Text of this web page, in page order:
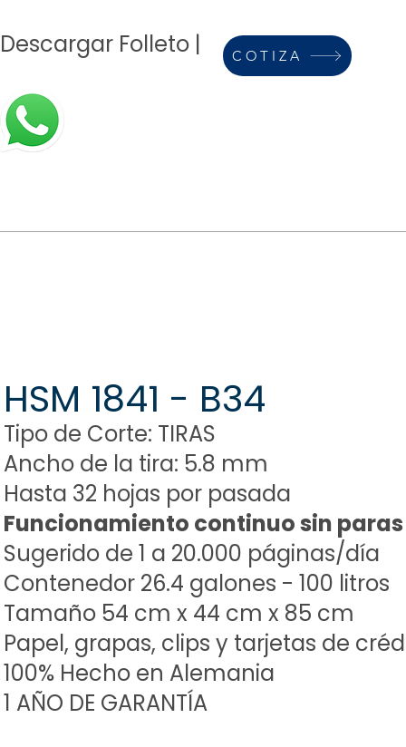
Descargar Folleto |
COTIZA
HSM 1841 - B34
Tipo de Corte: TIRAS
Ancho de la tira: 5.8 mm
Hasta 32 hojas por pasada
Funcionamiento continuo sin paras
Sugerido de 1 a 20.000 páginas/día
Contenedor 26.4 galones - 100 litros
Tamaño 54 cm x 44 cm x 85 cm
Papel, grapas, clips y tarjetas de
100% Hecho en Alemania
1 AÑO DE GARANTÍA